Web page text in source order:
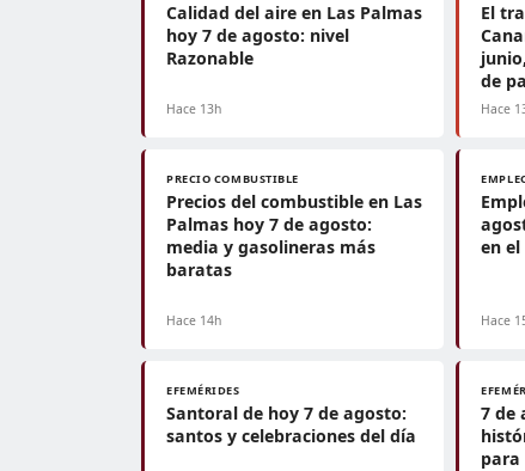
Calidad del aire en Las Palmas
hoy 7 de agosto: nivel
Razonable
Hace 13h
El
de
Hace
PRECIO COMBUSTIBLE
Precios del combustible en Las
Palmas hoy 7 de agosto:
media y gasolineras más
baratas
Hace 14h
en el
Hace
EFEMÉRIDES
Santoral de hoy 7 de agosto:
santos y celebraciones del día
7 de
para